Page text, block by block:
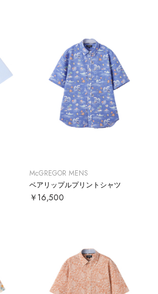
McGREGOR MENS
ベアリップルプリントシャツ
￥16,500